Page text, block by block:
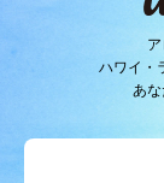
ハワイ・
あな